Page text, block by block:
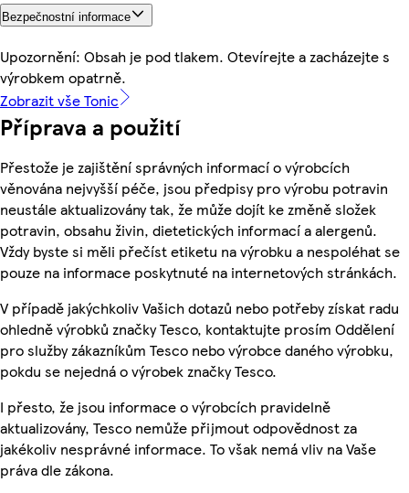
Bezpečnostní informace
Upozornění: Obsah je pod tlakem. Otevírejte a zacházejte s
výrobkem opatrně.
Zobrazit vše Tonic
Příprava a použití
Přestože je zajištění správných informací o výrobcích
věnována nejvyšší péče, jsou předpisy pro výrobu potravin
neustále aktualizovány tak, že může dojít ke změně složek
potravin, obsahu živin, dietetických informací a alergenů.
Vždy byste si měli přečíst etiketu na výrobku a nespoléhat se
pouze na informace poskytnuté na internetových stránkách.
V případě jakýchkoliv Vašich dotazů nebo potřeby získat radu
ohledně výrobků značky Tesco, kontaktujte prosím Oddělení
pro služby zákazníkům Tesco nebo výrobce daného výrobku,
pokdu se nejedná o výrobek značky Tesco.
I přesto, že jsou informace o výrobcích pravidelně
aktualizovány, Tesco nemůže přijmout odpovědnost za
jakékoliv nesprávné informace. To však nemá vliv na Vaše
práva dle zákona.